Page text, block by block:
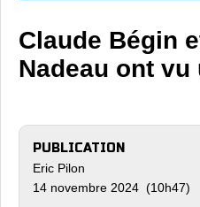
Claude Bégin
Nadeau ont vu
PUBLICATION
Eric Pilon
14 novembre 2024 (10h47)